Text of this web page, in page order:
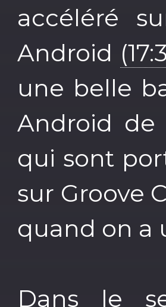
accéléré
Android
une belle
Android de
qui sont
sur Groove
quand on
Dans le